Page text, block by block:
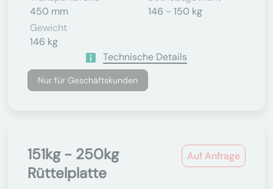
450 mm
146 - 150 kg
Gewicht
146 kg
Technische Details
Nur für Geschäftskunden
Auf Anfrage
151kg - 250kg
Rüttelplatte